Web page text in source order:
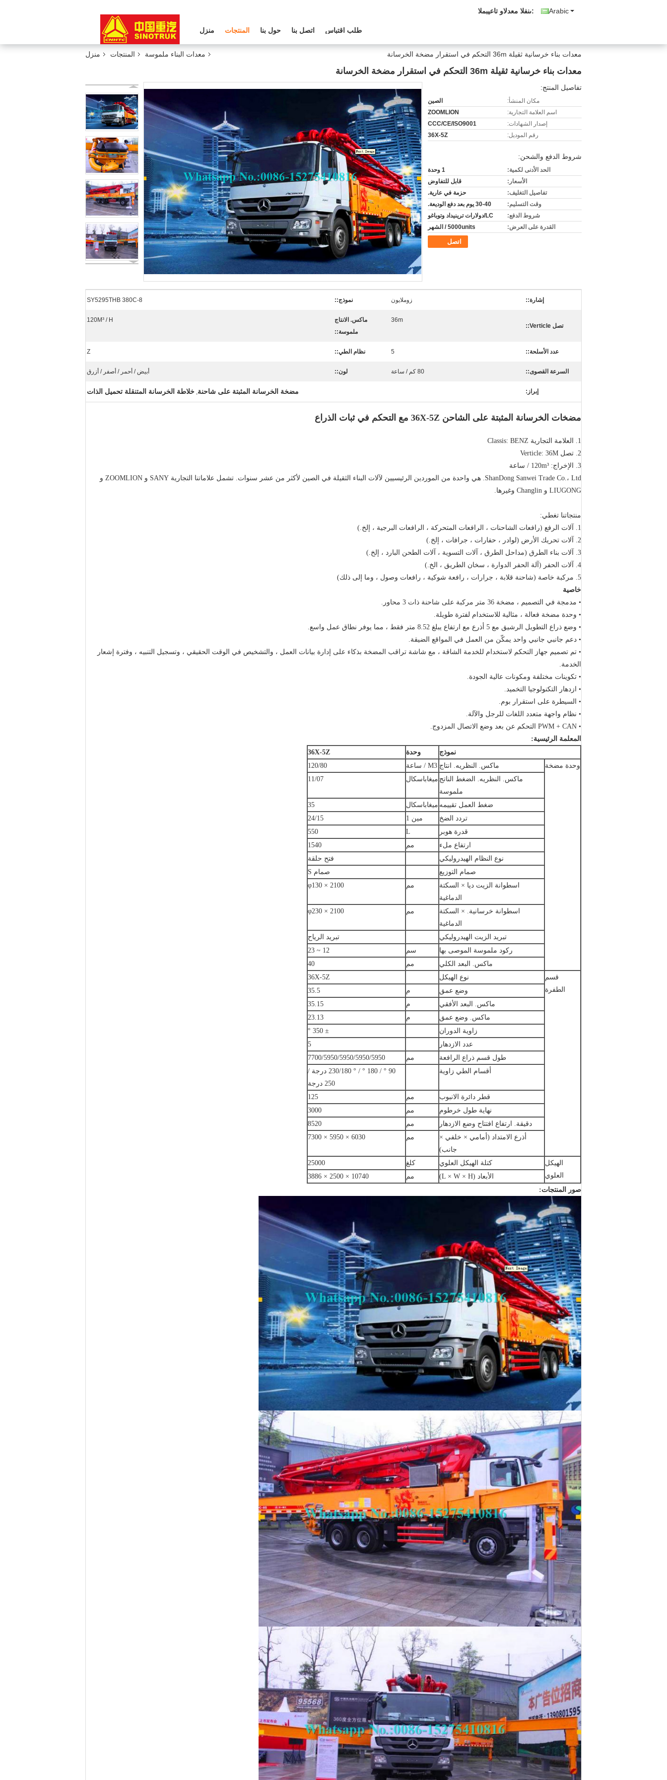
Arabic المبيعات والدعم الفنى:
منزل المنتجات حول بنا اتصل بنا طلب اقتباس
منزل المنتجات معدات البناء ملموسة معدات بناء خرسانية ثقيلة 36m التحكم في استقرار مضخة الخرسانة
معدات بناء خرسانية ثقيلة 36m التحكم في استقرار مضخة الخرسانة
تفاصيل المنتج:
مكان المنشأ:
الصين
اسم العلامة التجارية:
ZOOMLION
إصدار الشهادات:
CCC/CE/ISO9001
رقم الموديل:
36X-5Z
شروط الدفع والشحن:
الحد الأدنى لكمية:
1 وحدة
الأسعار:
قابل للتفاوض
تفاصيل التغليف:
حزمة في عارية.
وقت التسليم:
30-40 يوم بعد دفع الوديعة.
شروط الدفع:
LC/دولارات ترينيداد وتوباغو
القدرة على العرض:
5000units / الشهر
اتصل
إشارة:: زوملايون نموذج:: SY5295THB 380C-8
تصل Verticle::
36m
ماكس. الانتاج
ملموسة::
120M³ / H
عدد الأسلحة:: 5 نظام الطي:: Z
السرعة القصوى:: 80 كم / ساعة لون:: أبيض / أحمر / أصفر / أزرق
إبراز: مضخة الخرسانة المثبتة على شاحنة, خلاطة الخرسانة المتنقلة تحميل الذات
مضخات الخرسانة المثبتة على الشاحن 36X-5Z مع التحكم في ثبات الذراع
1. العلامة التجارية Classis: BENZ
2. تصل Verticle: 36M
3. الإخراج: 120m³ / ساعة
ShanDong Sanwei Trade Co.، Ltd. هي واحدة من الموردين الرئيسيين لآلات البناء الثقيلة في الصين لأكثر من عشر سنوات.
تشمل علاماتنا التجارية SANY و ZOOMLION و
LIUGONG و Changlin وغيرها.
منتجاتنا تغطي:
1. آلات الرفع (رافعات الشاحنات ، الرافعات المتحركة ، الرافعات البرجية ، إلخ.)
2. آلات تحريك الأرض (لوادر ، حفارات ، جرافات ، إلخ.)
3. آلات بناء الطرق (مداحل الطرق ، آلات التسوية ، آلات الطحن البارد ، إلخ.)
4. آلات الحفر (آلة الحفر الدوارة ، سخان الطريق ، الخ.)
5. مركبة خاصة (شاحنة قلابة ، جرارات ، رافعة شوكية ، رافعات وصول ، وما إلى ذلك)
خاصية
• مدمجة في التصميم ، مضخة 36 متر مركبة على شاحنة ذات 3 محاور.
• وحدة مضخة فعالة ، مثالية للاستخدام لفترة طويلة.
• وضع ذراع التطويل الرشيق مع 5 أذرع مع ارتفاع يبلغ 8.52 متر فقط ، مما يوفر نطاق عمل واسع.
• دعم جانبي جانبي واحد يمكّن من العمل في المواقع الضيقة.
• تم تصميم جهاز التحكم لاستخدام للخدمة الشاقة ، مع شاشة تراقب المضخة بذكاء على إدارة بيانات العمل ، والتشخيص في الوقت الحقيقي ، وتسجيل التنبيه ، وفترة إشعار
الخدمة.
• تكوينات مختلفة ومكونات عالية الجودة.
• ازدهار التكنولوجيا التخميد.
• السيطرة على استقرار بوم.
• نظام واجهة متعدد اللغات للرجل والآلة.
• PWM + CAN التحكم عن بعد وضع الاتصال المزدوج.
المعلمة الرئيسية:
نموذج
وحدة
36X-5Z
وحدة مضخة
ماكس. النظريه. انتاج M3 / ساعة
120/80
ماكس.
النظريه.
الضغط الناتج
ملموسة
ميغاباسكال 11/07
ضغط العمل تقييمه ميغاباسكال
35
تردد الضخ
مين 1
24/15
قدرة هوبر
L
550
ارتفاع ملء
مم
1540
نوع النظام الهيدروليكي
فتح حلقة
صمام التوزيع
صمام S
اسطوانة الزيت ديا × السكتة
الدماغية
مم φ130 × 2100
اسطوانة خرسانية. × السكتة
الدماغية
مم φ230 × 2100
تبريد الزيت الهيدروليكي
تبريد الرياح
ركود ملموسة الموصى بها
سم
12 ~ 23
ماكس.
البعد الكلي مم
40
قسم
الطفرة
نوع الهيكل
36X-5Z
وضع عمق
م
35.5
ماكس.
البعد الأفقي م
35.15
ماكس.
وضع عمق م
23.13
زاوية الدوران
± 350 °
عدد الازدهار
5
طول قسم ذراع الرافعة
مم
7700/5950/5950/5950/5950
أقسام الطي زاوية
90 ° / 180 ° / ° 230/180 درجة /
250 درجة
قطر دائرة الانبوب
مم
125
نهاية طول خرطوم
مم
3000
دقيقة.
ارتفاع افتتاح وضع الازدهار مم
8520
أذرع الامتداد (أمامي × خلفي ×
جانب)
مم 6030 × 5950 × 7300
الهيكل
العلوي
كتلة الهيكل العلوي كلغ
25000
الأبعاد (L × W × H)
مم
10740 × 2500 × 3886
صور المنتجات: